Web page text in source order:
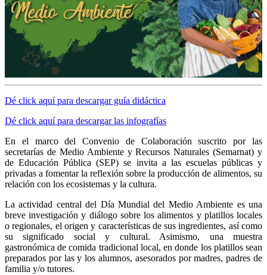
Dé click aquí para descargar guía didáctica
Dé click aquí para descargar las infografías
En el marco del Convenio de Colaboración suscrito por las
secretarías de Medio Ambiente y Recursos Naturales (Semarnat) y
de Educación Pública (SEP) se invita a las escuelas públicas y
privadas a fomentar la reflexión sobre la producción de alimentos, su
relación con los ecosistemas y la cultura.
La actividad central del Día Mundial del Medio Ambiente es una
breve investigación y diálogo sobre los alimentos y platillos locales
o regionales, el origen y características de sus ingredientes, así como
su significado social y cultural. Asimismo, una muestra
gastronómica de comida tradicional local, en donde los platillos sean
preparados por las y los alumnos, asesorados por madres, padres de
familia y/o tutores.